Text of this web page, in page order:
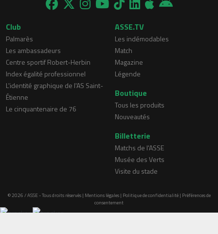
Club
Palmarès
Les ambassadeurs
Centre sportif Robert-Herbin
Index égalité professionnel
L'identité graphique de l'AS Saint-
Étienne
Le cinquantenaire de 76
ASSE.TV
Les indémodables
Match
Magazine
Légende
Boutique
Tous les produits
Nouveautés
Billetterie
Matchs de l'ASSE
Musée des Verts
Visite du stade
© 2026 / ASSE - Tous droits réservés | Mentions légales| Politique de confidentialité| Préférences de
consentement